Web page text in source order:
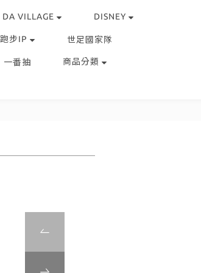
DA VILLAGE DISNEY
跑步IP 世足國家隊
一番抽 商品分類